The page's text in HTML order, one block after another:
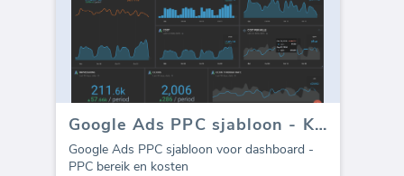
Google Ads PPC sjabloon - Kosten
Google Ads PPC sjabloon voor dashboard -
PPC bereik en kosten